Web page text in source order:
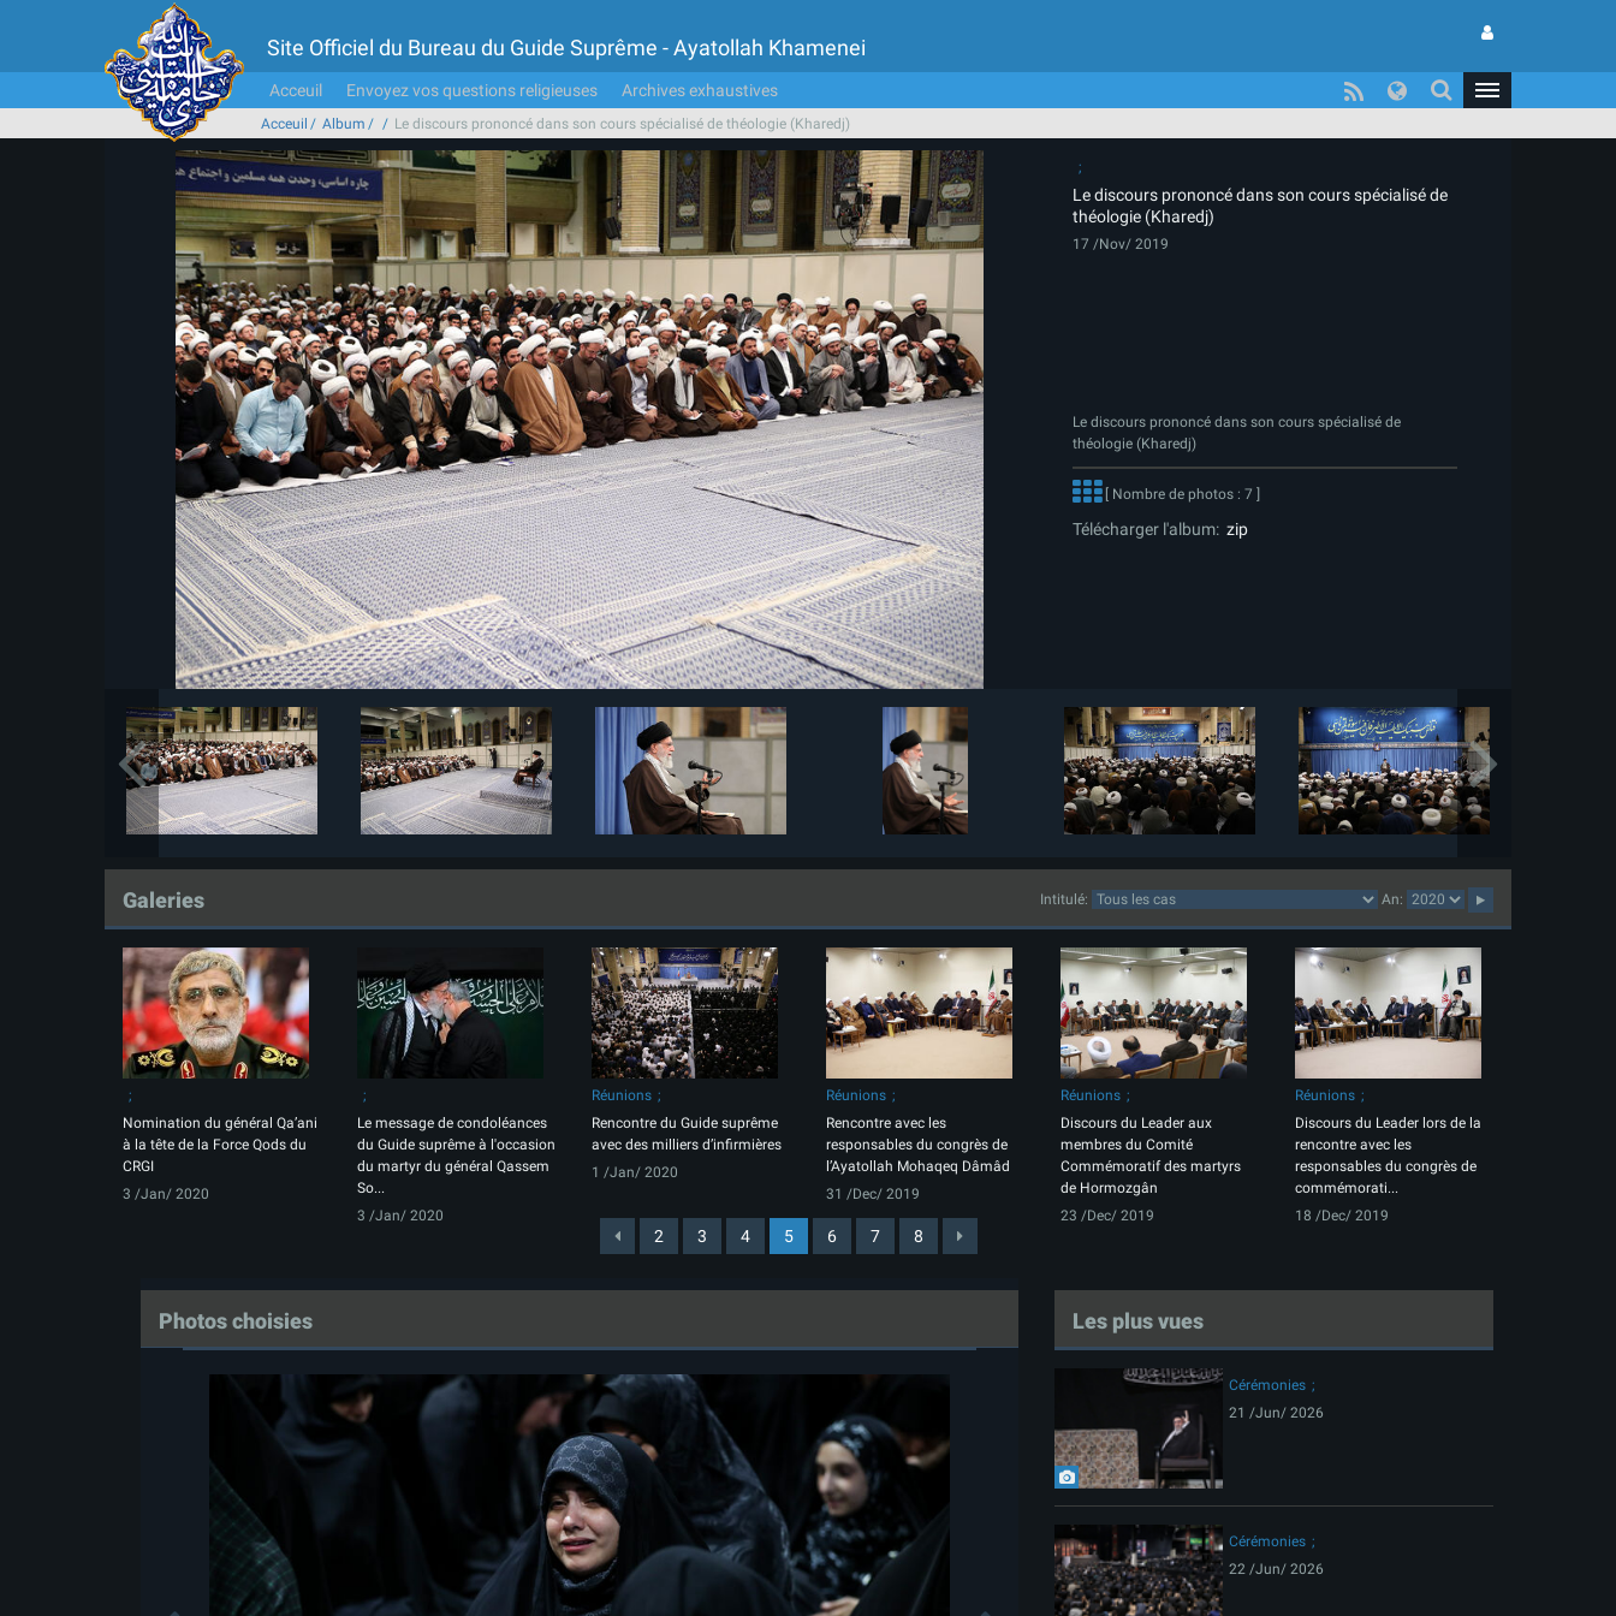
Site Officiel du Bureau du Guide Suprême - Ayatollah Khamenei
Acceuil Envoyez vos questions religieuses Archives exhaustives
Acceuil Album Le discours prononcé dans son cours spécialisé de théologie (Kharedj)
Le discours prononcé dans son cours spécialisé de
théologie (Kharedj)
17 /Nov/ 2019
Le discours prononcé dans son cours spécialisé de
théologie (Kharedj)
[ Nombre de photos : 7 ]
Télécharger l'album: zip
Galeries Intitulé: An:
Nomination du général Qa’ani
à la tête de la Force Qods du
CRGI
3 /Jan/ 2020
Le message de condoléances
du Guide suprême à l'occasion
du martyr du général Qassem
So...
3 /Jan/ 2020
Réunions
Rencontre du Guide suprême
avec des milliers d’infirmières
1 /Jan/ 2020
Réunions
Rencontre avec les
responsables du congrès de
l’Ayatollah Mohaqeq Dâmâd
31 /Dec/ 2019
Réunions
Discours du Leader aux
membres du Comité
Commémoratif des martyrs
de Hormozgân
23 /Dec/ 2019
Réunions
Discours du Leader lors de la
rencontre avec les
responsables du congrès de
commémorati...
18 /Dec/ 2019
2 3 4 5 6 7 8
Photos choisies Les plus vues
Cérémonies
21 /Jun/ 2026
Cérémonies
22 /Jun/ 2026